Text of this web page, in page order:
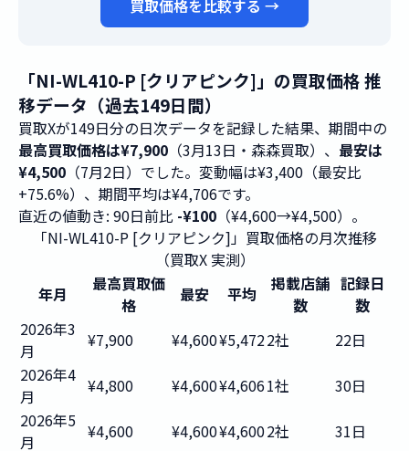
買取価格を比較する →
「NI-WL410-P [クリアピンク]」の買取価格 推
移データ（過去149日間）
買取Xが149日分の日次データを記録した結果、期間中の
最高買取価格は¥7,900 （3月13日・森森買取）、 最安は
¥4,500 （7月2日）でした。変動幅は¥3,400（最安比
+75.6%）、期間平均は¥4,706です。
直近の値動き: 90日前比 -¥100 （¥4,600→¥4,500）。
「NI-WL410-P [クリアピンク]」買取価格の月次推移
（買取X 実測）
年月
最高買取価
格
最安 平均
掲載店舗
数
記録日
数
2026年3
月
¥7,900 ¥4,600¥5,4722社
22日
2026年4
月
¥4,800 ¥4,600¥4,6061社
30日
2026年5
月
¥4,600 ¥4,600¥4,6002社
31日